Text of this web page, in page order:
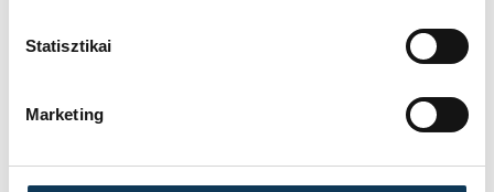
Statisztikai
Marketing
kezdjen dobogni. A szívünk fölé tűzött
1848-ban már bebizonyosodott, csak akkor
lesz erős a nemzet minden része, ha az a
bizonyos magyar szív együtt dobog,